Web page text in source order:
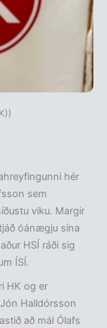
hér
sem
viku. Margir
óánægju sína
HSÍ ráði sig
ÍSÍ.
HK og er
Halldórsson
að mál Ólafs